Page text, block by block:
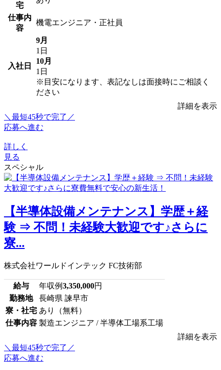
宅
仕事内
容
機電エンジニア・正社員
入社日
9月
1日
10月
1日
※目安になります、表記なしは面接時にご相談く
ださい
詳細を表示
＼最短45秒で完了／
応募へ進む
詳しく
見る
スペシャル
【半導体設備メンテナンス】学歴＋経
験 ⇒ 不問！未経験大歓迎です♪さらに
寮...
株式会社ワールドインテック FC技術部
給与 年収例3,350,000円
勤務地
長崎県 諫早市
寮・社宅 あり（無料）
仕事内容 製造エンジニア / 半導体工場系工場
詳細を表示
＼最短45秒で完了／
応募へ進む